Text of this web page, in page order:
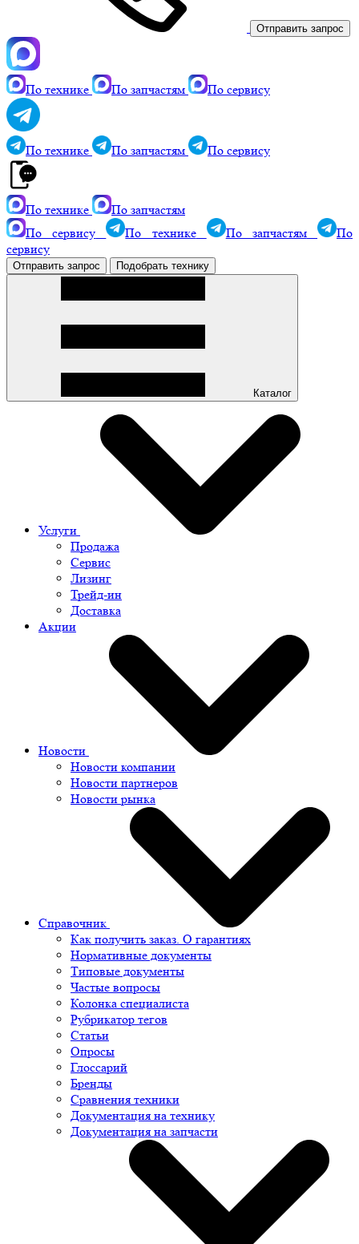
Отправить запрос
По технике По запчастям По сервису
По технике По запчастям По сервису
По технике
По запчастям
По сервису
По технике По запчастям
По
сервису
Отправить запрос Подобрать технику
Каталог
Услуги
Продажа
Сервис
Лизинг
Трейд-ин
Доставка
Акции
Новости
Новости компании
Новости партнеров
Новости рынка
Справочник
Как получить заказ. О гарантиях
Нормативные документы
Типовые документы
Частые вопросы
Колонка специалиста
Рубрикатор тегов
Статьи
Опросы
Глоссарий
Бренды
Сравнения техники
Документация на технику
Документация на запчасти